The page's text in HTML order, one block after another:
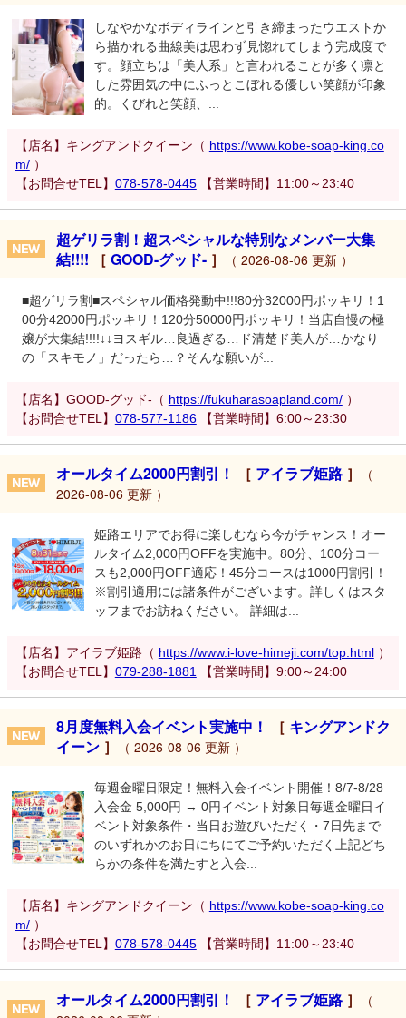
しなやかなボディラインと引き締まったウエストか
ら描かれる曲線美は思わず見惚れてしまう完成度で
す。顔立ちは「美人系」と言われることが多く凛と
した雰囲気の中にふっとこぼれる優しい笑顔が印象
的。くびれと笑顔、...
【店名】キングアンドクイーン（ https://www.kobe-soap-king.co
m/）
【お問合せTEL】 078-578-0445【営業時間】11:00～23:40
超ゲリラ割！超スペシャルな特別なメンバー大集
結!!!! ［GOOD-グッド- ］ （ 2026-08-06 更新 ）
■超ゲリラ割■スペシャル価格発動中!!!80分32000円ポッキリ！1
00分42000円ポッキリ！120分50000円ポッキリ！当店自慢の極
嬢が大集結!!!!↓↓ヨスギル…良過ぎる…ド清楚ド美人が…かなり
の「スキモノ」だったら…？そんな願いが...
【店名】GOOD-グッド-（ https://fukuharasoapland.com/）
【お問合せTEL】 078-577-1186【営業時間】6:00～23:30
オールタイム2000円割引！ ［ アイラブ姫路 ］
（
2026-08-06 更新 ）
姫路エリアでお得に楽しむなら今がチャンス！オー
ルタイム2,000円OFFを実施中。80分、100分コー
スも2,000円OFF適応！45分コースは1000円割引！
※割引適用には諸条件がございます。詳しくはスタ
ッフまでお訪ねください。 詳細は...
【店名】アイラブ姫路（ https://www.i-love-himeji.com/top.html）
【お問合せTEL】 079-288-1881 【営業時間】9:00～24:00
8月度無料入会イベント実施中！ ［ キングアンドク
イーン ］ （ 2026-08-06 更新 ）
毎週金曜日限定！無料入会イベント開催！8/7-8/28
入会金 5,000円 → 0円イベント対象日毎週金曜日イ
ベント対象条件・当日お遊びいただく・7日先まで
のいずれかのお日にちにてご予約いただく上記どち
らかの条件を満たすと入会...
【店名】キングアンドクイーン（ https://www.kobe-soap-king.co
m/）
【お問合せTEL】 078-578-0445【営業時間】11:00～23:40
オールタイム2000円割引！ ［ アイラブ姫路 ］
（